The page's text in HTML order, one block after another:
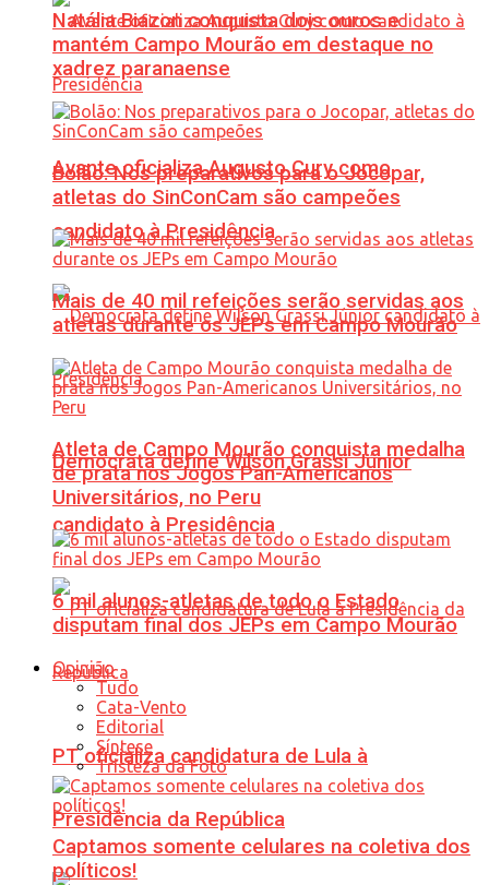
Avante oficializa Augusto Cury como
candidato à Presidência
Democrata define Wilson Grassi Júnior
candidato à Presidência
PT oficializa candidatura de Lula à
Presidência da República
Natália Biazon conquista dois ouros e
mantém Campo Mourão em destaque no
xadrez paranaense
Bolão: Nos preparativos para o Jocopar,
atletas do SinConCam são campeões
Mais de 40 mil refeições serão servidas aos
atletas durante os JEPs em Campo Mourão
Atleta de Campo Mourão conquista medalha
de prata nos Jogos Pan-Americanos
Universitários, no Peru
6 mil alunos-atletas de todo o Estado
disputam final dos JEPs em Campo Mourão
Opinião
Tudo
Cata-Vento
Editorial
Síntese
Tristeza da Foto
Captamos somente celulares na coletiva dos
políticos!